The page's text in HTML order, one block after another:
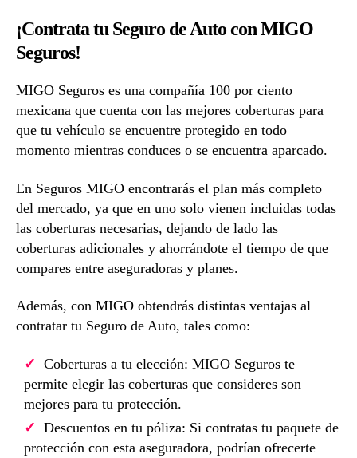
¡Contrata tu Seguro de Auto con MIGO
Seguros!
MIGO Seguros es una compañía 100 por ciento
mexicana que cuenta con las mejores coberturas para
que tu vehículo se encuentre protegido en todo
momento mientras conduces o se encuentra aparcado.
En Seguros MIGO encontrarás el plan más completo
del mercado, ya que en uno solo vienen incluidas todas
las coberturas necesarias, dejando de lado las
coberturas adicionales y ahorrándote el tiempo de que
compares entre aseguradoras y planes.
Además, con MIGO obtendrás distintas ventajas al
contratar tu Seguro de Auto, tales como:
Coberturas a tu elección: MIGO Seguros te
permite elegir las coberturas que consideres son
mejores para tu protección.
Descuentos en tu póliza: Si contratas tu paquete de
protección con esta aseguradora, podrían ofrecerte